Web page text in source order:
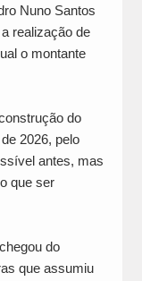
Nuno Santos
realização de
o montante
do
2026, pelo
antes, mas
que ser
do
que assumiu